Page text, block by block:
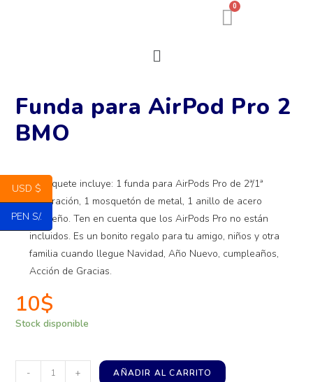
0
Funda para AirPod Pro 2
BMO
El paquete incluye: 1 funda para AirPods Pro de 2ª/1ª
generación, 1 mosquetón de metal, 1 anillo de acero
pequeño. Ten en cuenta que los AirPods Pro no están
incluidos. Es un bonito regalo para tu amigo, niños y otra
familia cuando llegue Navidad, Año Nuevo, cumpleaños,
Acción de Gracias.
10$
Stock disponible
- + AÑADIR AL CARRITO
USD $
PEN S/.